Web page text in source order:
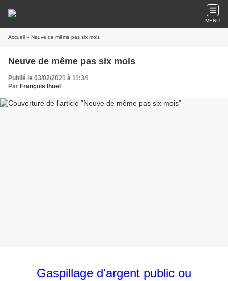
MENU
Accueil » Neuve de même pas six mois
Neuve de même pas six mois
Publié le 03/02/2021 à 11:34
Par François Ihuel
Gaspillage d'argent public ou